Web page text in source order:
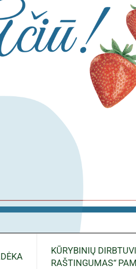
KŪRYBINIŲ
RAŠTINGUMAS“